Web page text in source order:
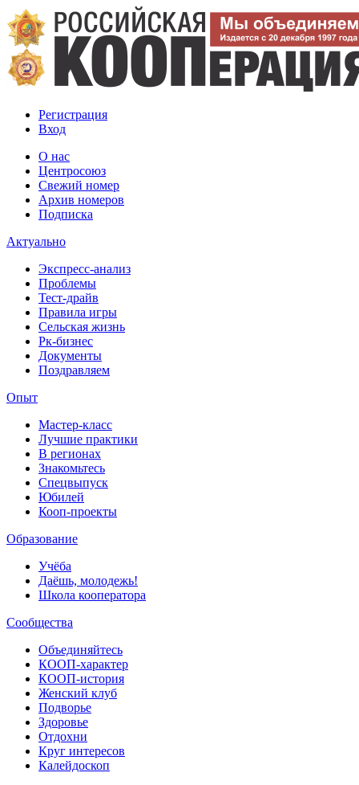
Регистрация
Вход
О нас
Центросоюз
Свежий номер
Архив номеров
Подписка
Актуально
Экспресс-анализ
Проблемы
Тест-драйв
Правила игры
Сельская жизнь
Рк-бизнес
Документы
Поздравляем
Опыт
Мастер-класс
Лучшие практики
В регионах
Знакомьтесь
Спецвыпуск
Юбилей
Кооп-проекты
Образование
Учёба
Даёшь, молодежь!
Школа кооператора
Сообщества
Объединяйтесь
КООП-характер
КООП-история
Женский клуб
Подворье
Здоровье
Отдохни
Круг интересов
Калейдоскоп